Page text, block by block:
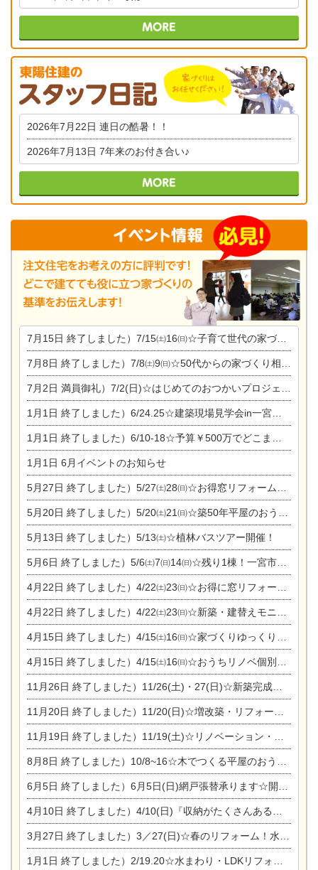
2026年7月22日 連日の酷暑！！
2026年7月13日 7年来のお付き合い♪
7月15日 終了しました）7/15㈯16㈰☆子育て世代の家づくり相談会
7月8日 終了しました）7/8㈯9㈰☆50代からの家づくり相談会
7月2日 満員御礼）7/2(日)☆はじめてのおつかいプロジェクト
1月1日 終了しました）6/24.25☆建築現場見学会in一宮市木曽川町
1月1日 終了しました）6/10-18☆予算￥500万でどこまでできるの？リフォーム相談会
1月1日 6月イベントのお知らせ
5月27日 終了しました）5/27㈯28㈰☆お得窓リフォーム個別相談会
5月20日 終了しました）5/20㈯21㈰☆築50年平屋のおうちリノベーション完成見学会
5月13日 終了しました）5/13㈯☆植林バスツアー開催！
5月6日 終了しました）5/6㈯7㈰14㈰☆残り1棟！一宮市限定モニター募集相談会(新築・建替え)
4月22日 終了しました）4/22㈯23㈰☆お得に窓リフォーム個別相談会
4月22日 終了しました）4/22㈯23㈰☆新築・建替えモニター募集個別相談会
4月15日 終了しました）4/15㈯16㈰☆家づくりゆっくりじっくり個別相談会
4月15日 終了しました）4/15㈯16㈰☆おうちリノベ個別相談会
11月26日 終了しました）11/26(土)・27(日)☆新築完成見学会 in一宮市あずら
11月20日 終了しました）11/20(日)☆増改築・リフォームまつり＆秋の味覚まつり＆芸術祭
11月19日 終了しました）11/19(土)☆リノベーション・家の修理まつり＆増改築・リフォームまつりin扶桑ゴルフ
8月8日 終了しました）10/8~16☆木でつくる平屋のおうちのつくり方【完全予約制】
6月5日 終了しました）6月5日(日)網戸張替承ります☆開催！
4月10日 終了しました）4/10(日)『収納がたくさんあるおうち現場見学会』
3月27日 終了しました）3／27(日)☆春のリフォーム！水まわりLDKリフォーム相談会&今がチャンス！エアコン相談会
1月1日 終了しました）2/19.20☆水まわり・LDKリフォーム相談会＆エアコン相談会